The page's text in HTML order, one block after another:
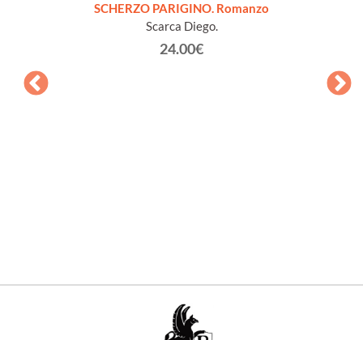
SCHERZO PARIGINO. Romanzo
Scarca Diego.
24.00€